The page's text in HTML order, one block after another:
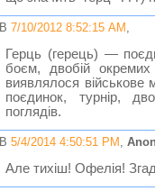
В 7/10/2012 8:52:15 AM ,
Герць (герець) —
боєм, двобій
виявлялося військове
поєдинок, турнір,
поглядів.
В 5/4/2014 4:50:51 PM ,
Але тихіш! Офелія!